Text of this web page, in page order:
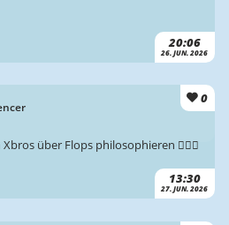
20:06
26. JUN. 2026
0
13:30
27. JUN. 2026
über Flops philosophieren 🤷🏻‍♂️